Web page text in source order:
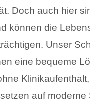
Doch auch hier
können die
Unser
eine bequeme
auf